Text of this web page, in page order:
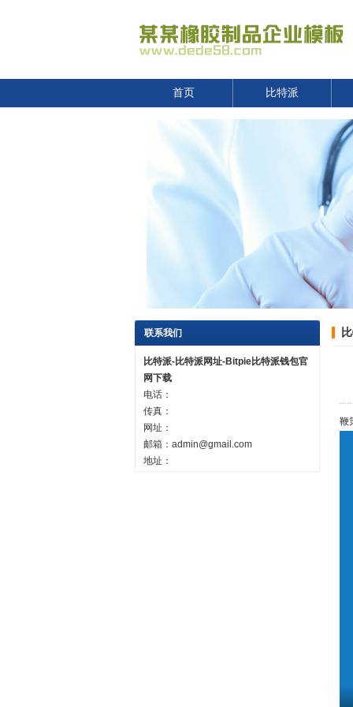
首页 比特派
联系我们
比特派-比特派网址-Bitpie比特派钱包官
网下载
电话：
传真：
网址：
邮箱： admin@gmail.com
地址：
鞭